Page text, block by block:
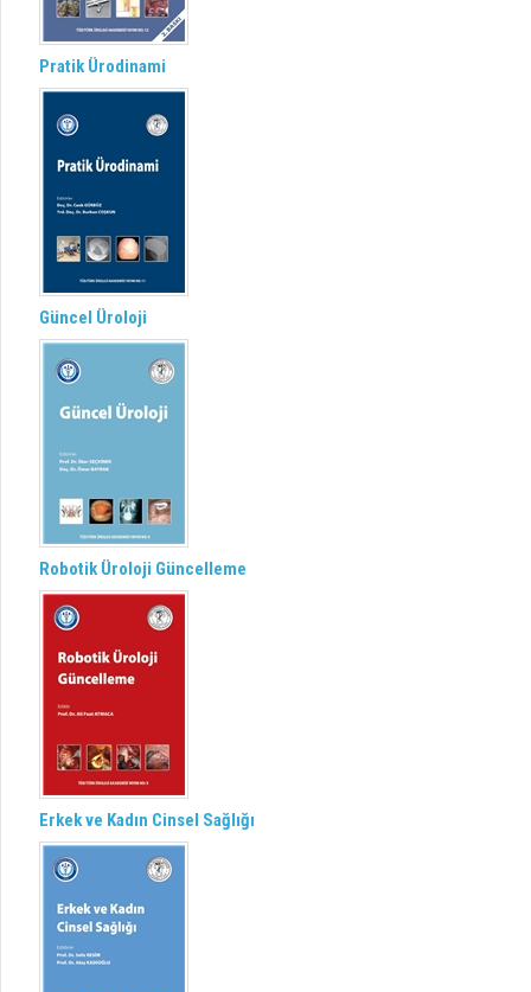
Pratik Ürodinami
Güncel Üroloji
Robotik Üroloji Güncelleme
Erkek ve Kadın Cinsel Sağlığı